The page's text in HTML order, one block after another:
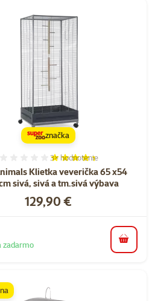
Klietka veverička 65 x54
sivá, sivá a tm.sivá výbava
Hodnotenie 87%, počet
3× hodnotenie
Cena
129,90 €
značka
zadarmo
do